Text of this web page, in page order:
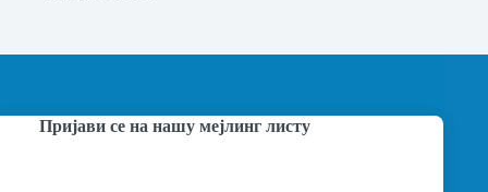
Пријави се на нашу мејлинг листу